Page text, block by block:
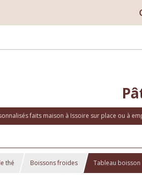
faits maison à Issoire sur place ou à
thé Boissons froides Tableau boisson